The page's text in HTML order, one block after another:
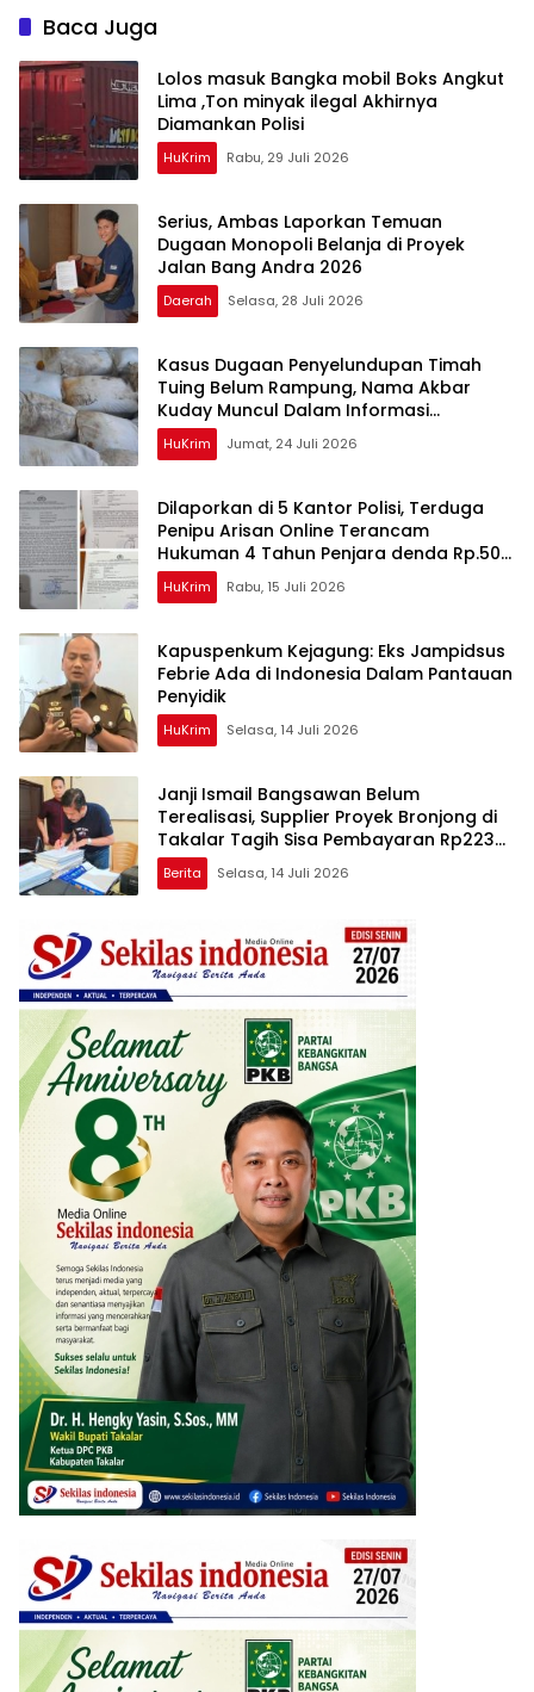
Baca Juga
Lolos masuk Bangka mobil Boks Angkut
Lima ,Ton minyak ilegal Akhirnya
Diamankan Polisi
HuKrim Rabu, 29 Juli 2026
Serius, Ambas Laporkan ‎Temuan
Dugaan Monopoli Belanja di Proyek
Jalan Bang Andra 2026
Daerah Selasa, 28 Juli 2026
Kasus Dugaan Penyelundupan Timah
Tuing Belum Rampung, Nama Akbar
Kuday Muncul Dalam Informasi
Penyidikan
HuKrim Jumat, 24 Juli 2026
Dilaporkan di 5 Kantor Polisi, Terduga
Penipu Arisan Online Terancam
Hukuman 4 Tahun Penjara denda Rp.500
Juta
HuKrim Rabu, 15 Juli 2026
Kapuspenkum Kejagung: Eks Jampidsus
Febrie Ada di Indonesia Dalam Pantauan
Penyidik
HuKrim Selasa, 14 Juli 2026
Janji Ismail Bangsawan Belum
Terealisasi, Supplier Proyek Bronjong di
Takalar Tagih Sisa Pembayaran Rp223
Juta
Berita Selasa, 14 Juli 2026